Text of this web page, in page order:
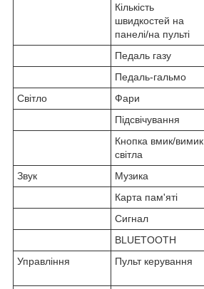
Кількість
швидкостей на
панелі/на пульті
Педаль газу
Педаль-гальмо
Світло
Фари
Підсвічування
Кнопка вмик/вимик
світла
Звук Музика
Карта пам'яті
Сигнал
BLUETOOTH
Управління
Пульт керування